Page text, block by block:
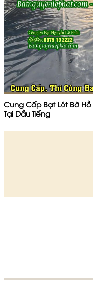
Cung Cấp Bạt Lót Bờ
Tại Dầu Tiếng